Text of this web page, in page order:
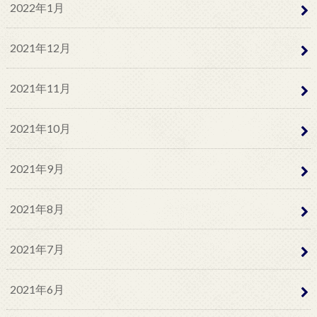
2022年1月
2021年12月
2021年11月
2021年10月
2021年9月
2021年8月
2021年7月
2021年6月